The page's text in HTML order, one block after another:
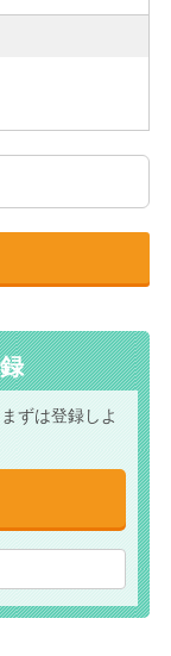
ずは登録しよ